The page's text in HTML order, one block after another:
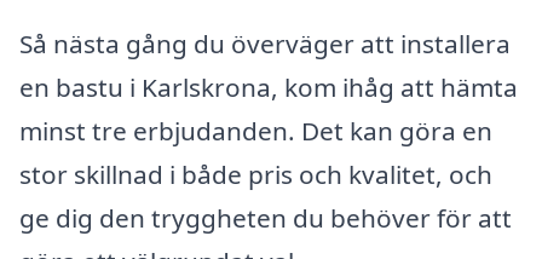
Så nästa gång du överväger att installera
en bastu i Karlskrona, kom ihåg att hämta
minst tre erbjudanden. Det kan göra en
stor skillnad i både pris och kvalitet, och
ge dig den tryggheten du behöver för att